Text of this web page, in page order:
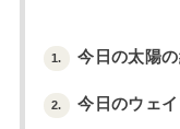
1. 今日の太陽
2. 今日のウェ